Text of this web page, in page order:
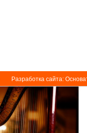
Разработка сайта: